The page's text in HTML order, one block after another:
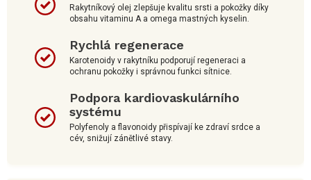
Rakytníkový olej zlepšuje kvalitu srsti a pokožky díky
obsahu vitaminu A a omega mastných kyselin.
Rychlá regenerace
Karotenoidy v rakytníku podporují regeneraci a
ochranu pokožky i správnou funkci sítnice.
Podpora kardiovaskulárního
systému
Polyfenoly a flavonoidy přispívají ke zdraví srdce a
cév, snižují zánětlivé stavy.